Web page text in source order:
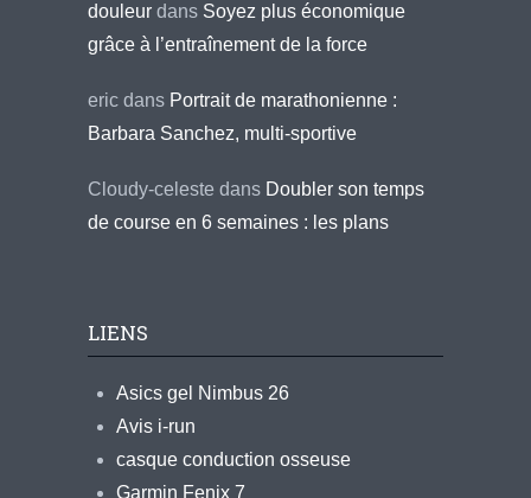
douleur dans Soyez plus économique
grâce à l’entraînement de la force
eric dans Portrait de marathonienne :
Barbara Sanchez, multi-sportive
Cloudy-celeste dans Doubler son temps
de course en 6 semaines : les plans
LIENS
Asics gel Nimbus 26
Avis i-run
casque conduction osseuse
Garmin Fenix 7